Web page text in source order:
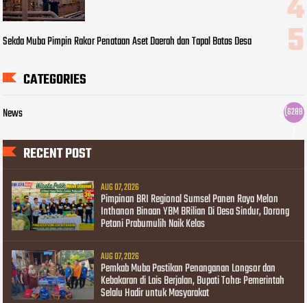
Sekda Muba Pimpin Rakor Penataan Aset Daerah dan Tapal Batas Desa
CATEGORIES
News
(6288
RECENT POST
AUG 07, 2026
Pimpinan BRI Regional Sumsel Panen Raya Melon
Inthanon Binaan YBM BRilian Di Desa Sindur, Dorong
Petani Prabumulih Naik Kelas
AUG 07, 2026
Pemkab Muba Pastikan Penanganan Longsor dan
Kebakaran di Lais Berjalan, Bupati Toha: Pemerintah
Selalu Hadir untuk Masyarakat